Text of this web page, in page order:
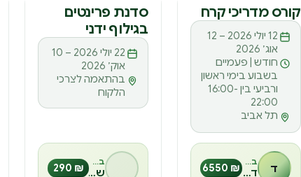
ק
קורס מדריכי קרח
12 יולי 2026 – 12
אוג׳ 2026
חודש | פעמיים
בשבוע בימי ראשון
ורביעי בין 16:00-
22:00
תל אביב
ד ₪ 6550
ס
סדנת פרינטים
בגילוף ידני
22 יולי 2026 – 10
אוק׳ 2026
בהתאמה לצרכי
הלקוח
שיה אלגזי ₪ 290